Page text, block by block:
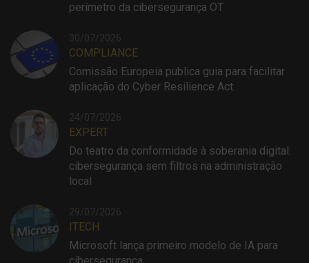
perímetro da cibersegurança OT
30/07/2026
COMPLIANCE
Comissão Europeia publica guia para facilitar
aplicação do Cyber Resilience Act
24/07/2026
EXPERT
Do teatro da conformidade à soberania digital:
cibersegurança sem filtros na administração
local
29/07/2026
ITECH
Microsoft lança primeiro modelo de IA para